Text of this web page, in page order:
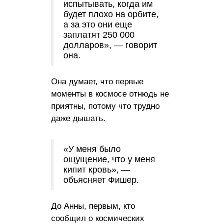
испытывать, когда им
будет плохо на орбите,
а за это они еще
заплатят 250 000
долларов», — говорит
она.
Она думает, что первые
моменты в космосе отнюдь не
приятны, потому что трудно
даже дышать.
«У меня было
ощущение, что у меня
кипит кровь», —
объясняет Фишер.
До Анны, первым, кто
сообщил о космических